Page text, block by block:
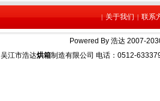
|关于我们 |联系
Powered By 浩达 2007-
吴江市浩达烘箱制造有限公司 电话：0512-